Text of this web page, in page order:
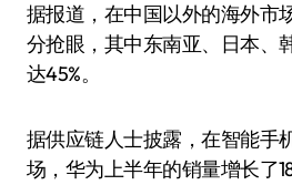
据报道，在中国以外的海外市
分抢眼，其中东南亚、日本、
达45%。
据供应链人士披露，在智能手
场，华为上半年的销量增长了